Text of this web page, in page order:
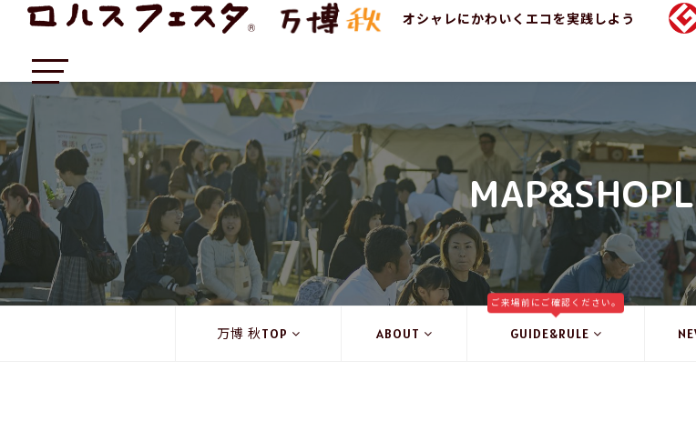
オシャレにかわいくエコを実践しよう
万博 秋TOP ABOUT GUIDE&RULE
ご来場前にご確認ください。